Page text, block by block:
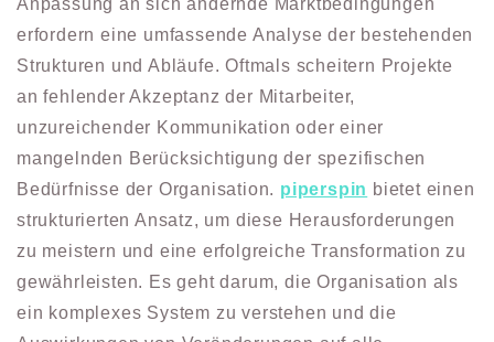
Anpassung an sich ändernde Marktbedingungen
erfordern eine umfassende Analyse der bestehenden
Strukturen und Abläufe. Oftmals scheitern Projekte
an fehlender Akzeptanz der Mitarbeiter,
unzureichender Kommunikation oder einer
mangelnden Berücksichtigung der spezifischen
Bedürfnisse der Organisation. piperspin bietet einen
strukturierten Ansatz, um diese Herausforderungen
zu meistern und eine erfolgreiche Transformation zu
gewährleisten. Es geht darum, die Organisation als
ein komplexes System zu verstehen und die